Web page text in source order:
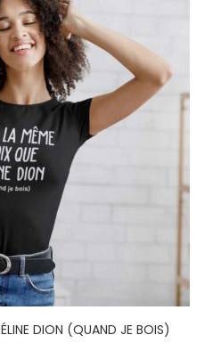
DION (QUAND JE BOIS)